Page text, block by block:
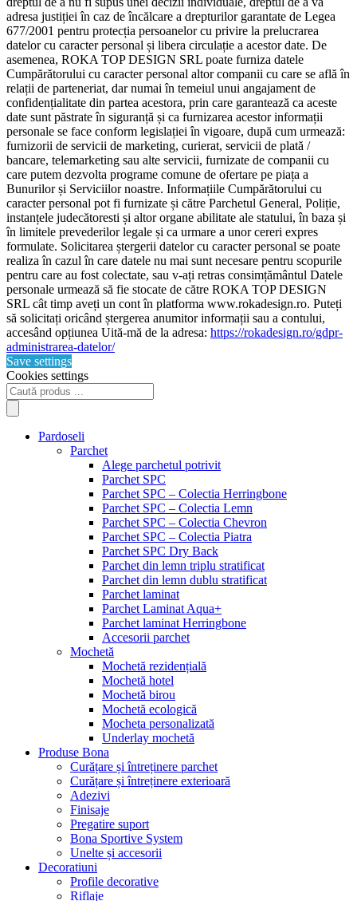
adresa justiției în caz de încălcare a drepturilor garantate de Legea
677/2001 pentru protecția persoanelor cu privire la prelucrarea
datelor cu caracter personal și libera circulație a acestor date. De
asemenea, ROKA TOP DESIGN SRL poate furniza datele
Cumpărătorului cu caracter personal altor companii cu care se află în
relații de parteneriat, dar numai în temeiul unui angajament de
confidențialitate din partea acestora, prin care garantează ca aceste
date sunt păstrate în siguranță și ca furnizarea acestor informații
personale se face conform legislației în vigoare, după cum urmează:
furnizorii de servicii de marketing, curierat, servicii de plată /
bancare, telemarketing sau alte servicii, furnizate de companii cu
care putem dezvolta programe comune de ofertare pe piața a
Bunurilor și Serviciilor noastre. Informațiile Cumpărătorului cu
caracter personal pot fi furnizate și către Parchetul General, Poliție,
instanțele judecătoresti și altor organe abilitate ale statului, în baza și
în limitele prevederilor legale și ca urmare a unor cereri expres
formulate. Solicitarea ștergerii datelor cu caracter personal se poate
realiza în cazul în care datele nu mai sunt necesare pentru scopurile
pentru care au fost colectate, sau v-ați retras consimțământul Datele
personale urmează să fie stocate de către ROKA TOP DESIGN
SRL cât timp aveți un cont în platforma www.rokadesign.ro. Puteți
să solicitați oricând ștergerea anumitor informații sau a contului,
accesând opțiunea Uită-mă de la adresa: https://rokadesign.ro/gdpr-
administrarea-datelor/
Save settings
Cookies settings
Products
search
Pardoseli
Parchet
Alege parchetul potrivit
Parchet SPC
Parchet SPC – Colectia Herringbone
Parchet SPC – Colectia Lemn
Parchet SPC – Colectia Chevron
Parchet SPC – Colectia Piatra
Parchet SPC Dry Back
Parchet din lemn triplu stratificat
Parchet din lemn dublu stratificat
Parchet laminat
Parchet Laminat Aqua+
Parchet laminat Herringbone
Accesorii parchet
Mochetă
Mochetă rezidențială
Mochetă hotel
Mochetă birou
Mochetă ecologică
Mocheta personalizată
Underlay mochetă
Produse Bona
Curățare și întreținere parchet
Curățare și întreținere exterioară
Adezivi
Finisaje
Pregatire suport
Bona Sportive System
Unelte și accesorii
Decoratiuni
Profile decorative
Riflaje